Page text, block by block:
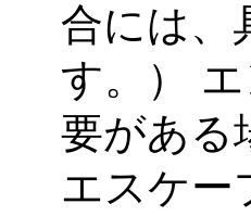
合には、
す。）
要がある
エスケー